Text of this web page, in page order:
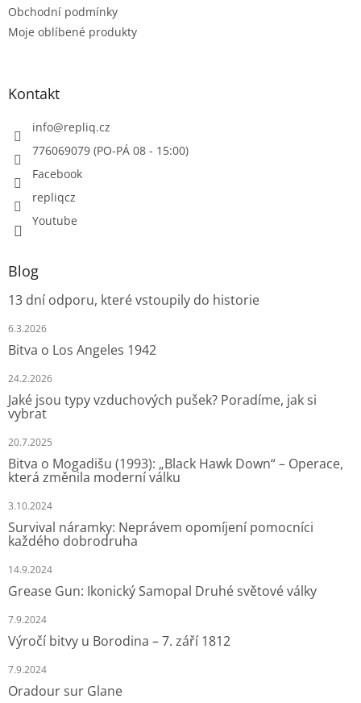
Obchodní podmínky
Moje oblíbené produkty
Kontakt
info@repliq.cz
776069079 (PO-PÁ 08 - 15:00)
Facebook
repliqcz
Youtube
Blog
13 dní odporu, které vstoupily do historie
6.3.2026
Bitva o Los Angeles 1942
24.2.2026
Jaké jsou typy vzduchových pušek? Poradíme, jak si
vybrat
20.7.2025
Bitva o Mogadišu (1993): „Black Hawk Down“ – Operace,
která změnila moderní válku
3.10.2024
Survival náramky: Neprávem opomíjení pomocníci
každého dobrodruha
14.9.2024
Grease Gun: Ikonický Samopal Druhé světové války
7.9.2024
Výročí bitvy u Borodina – 7. září 1812
7.9.2024
Oradour sur Glane